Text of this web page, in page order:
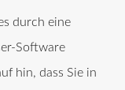
durch eine
Software
hin, dass Sie in